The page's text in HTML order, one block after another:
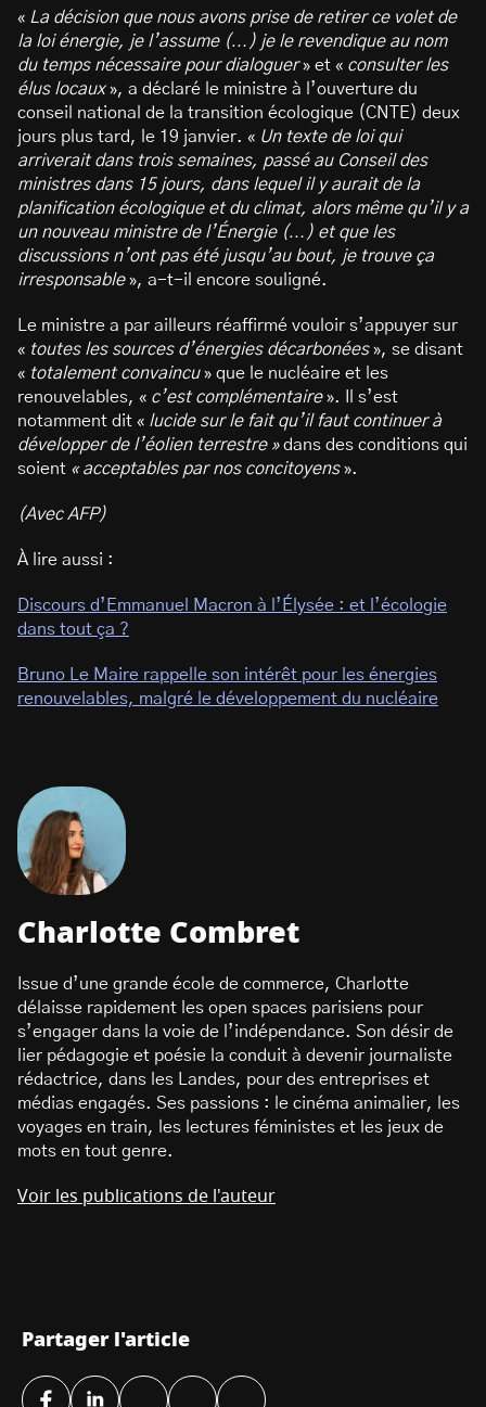
« La décision que nous avons prise de retirer ce volet de
la loi énergie, je l’assume (…) je le revendique au nom
du temps nécessaire pour dialoguer» et « consulter les
élus locaux», a déclaré le ministre à l’ouverture du
conseil national de la transition écologique (CNTE) deux
jours plus tard, le 19 janvier. « Un texte de loi qui
arriverait dans trois semaines, passé au Conseil des
ministres dans 15 jours, dans lequel il y aurait de la
planification écologique et du climat, alors même qu’il y a
un nouveau ministre de l’Énergie (…) et que les
discussions n’ont pas été jusqu’au bout, je trouve ça
irresponsable», a-t-il encore souligné.
Le ministre a par ailleurs réaffirmé vouloir s’appuyer sur
« toutes les sources d’énergies décarbonées», se disant
« totalement convaincu» que le nucléaire et les
renouvelables, « c’est complémentaire». Il s’est
notamment dit « lucide sur le fait qu’il faut continuer à
développer de l’éolien terrestre »dans des conditions qui
soient « acceptables par nos concitoyens».
(Avec AFP)
À lire aussi :
Discours d’Emmanuel Macron à l’Élysée : et l’écologie
dans tout ça ?
Bruno Le Maire rappelle son intérêt pour les énergies
renouvelables, malgré le développement du nucléaire
Charlotte Combret
Issue d’une grande école de commerce, Charlotte
délaisse rapidement les open spaces parisiens pour
s’engager dans la voie de l’indépendance. Son désir de
lier pédagogie et poésie la conduit à devenir journaliste
rédactrice, dans les Landes, pour des entreprises et
médias engagés. Ses passions : le cinéma animalier, les
voyages en train, les lectures féministes et les jeux de
mots en tout genre.
Voir les publications de l'auteur
Partager l'article